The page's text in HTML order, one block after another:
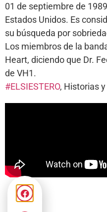
01 de septiembre de
Estados Unidos. Es
su búsqueda por
Los miembros de la
Heart, diciendo que Dr.
de VH1.
#ELSIESTERO, Historias